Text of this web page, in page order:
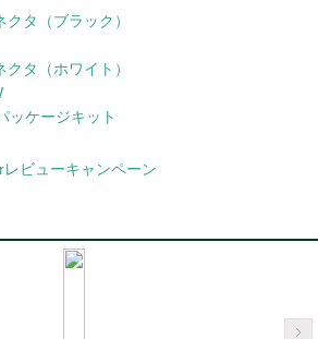
タ（ブラック）
タ（ホワイト）
ッケージキット